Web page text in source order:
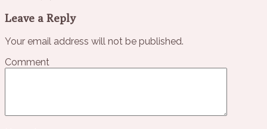
Leave a Reply
Your email address will not be published.
Comment